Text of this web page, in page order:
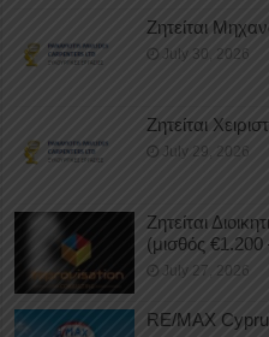
Ζητείται
July 30, 2026
Ζητείται
July 29, 2026
Ζητείται
(μισθός
July 27, 2026
RE/MAX